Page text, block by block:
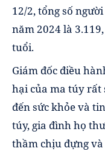
12/2, tổng số
năm 2024 là
tuổi.
Giám đốc điều
hại của ma túy rất
đến sức khỏe và
túy, gia đình họ
thầm chịu đựng